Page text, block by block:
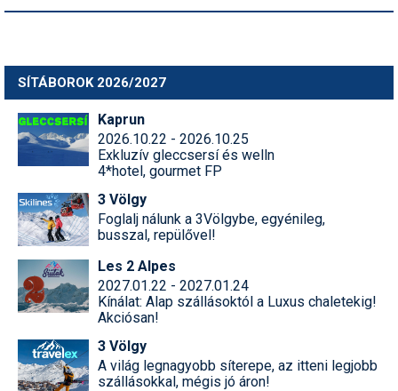
SÍTÁBOROK 2026/2027
Kaprun
2026.10.22 - 2026.10.25
Exkluzív gleccsersí és welln
4*hotel, gourmet FP
3 Völgy
Foglalj nálunk a 3Völgybe, egyénileg,
busszal, repülővel!
Les 2 Alpes
2027.01.22 - 2027.01.24
Kínálat: Alap szállásoktól a Luxus chaletekig!
Akciósan!
3 Völgy
A világ legnagyobb síterepe, az itteni legjobb
szállásokkal, mégis jó áron!